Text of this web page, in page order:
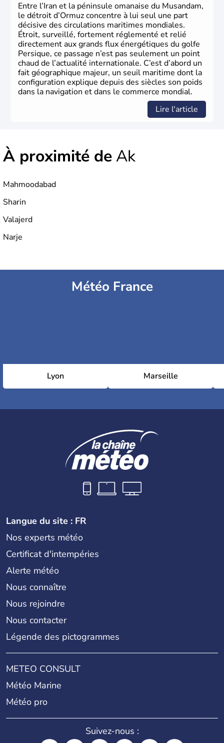
Entre l’Iran et la péninsule omanaise du Musandam,
le détroit d’Ormuz concentre à lui seul une part
décisive des circulations maritimes mondiales.
Étroit, surveillé, fortement réglementé et relié
directement aux grands flux énergétiques du golfe
Persique, ce passage n’est pas seulement un point
chaud de l’actualité internationale. C’est d’abord un
fait géographique majeur, un seuil maritime dont la
configuration explique depuis des siècles son poids
dans la navigation et dans le commerce mondial.
Lire l'article
À proximité deAk
Mahmoodabad
Sharin
Valajerd
Narje
Météo France
Lyon Marseille
Langue du site : FR
Nos experts météo
Certificat d'intempéries
Alerte météo
Nous connaître
Nous rejoindre
Nous contacter
Légende des pictogrammes
METEO CONSULT
Météo Marine
Météo pro
Suivez-nous :